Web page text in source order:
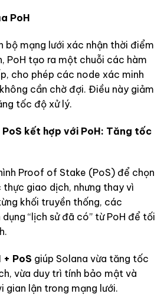
PoH
bộ mạng lưới xác nhận thời điểm
PoH tạo ra một chuỗi các hàm
cho phép các node xác minh
cần chờ đợi. Điều này giảm
tốc độ xử lý.
kết hợp với PoH: Tăng tốc
Proof of Stake (PoS) để chọn
giao dịch, nhưng thay vì
khối truyền thống, các
“lịch sử đã có” từ PoH để tối
+ PoS giúp Solana vừa tăng tốc
vừa duy trì tính bảo mật và
gian lận trong mạng lưới.